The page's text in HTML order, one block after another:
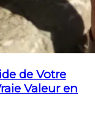
de Votre
Valeur en